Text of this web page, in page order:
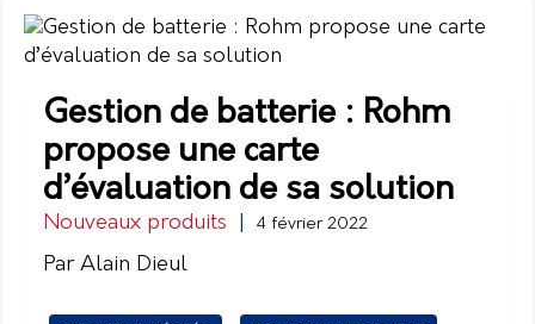
Gestion de batterie : Rohm
propose une carte
d’évaluation de sa solution
Nouveaux produits 4 février 2022
Par Alain Dieul